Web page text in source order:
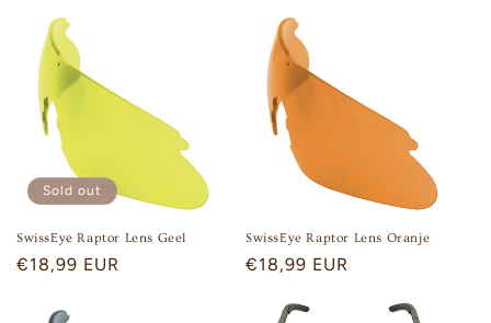
Sold out
SwissEye Raptor Lens Geel
Regular
€18,99 EUR
SwissEye Raptor Lens Oranje
Regular
€18,99 EUR